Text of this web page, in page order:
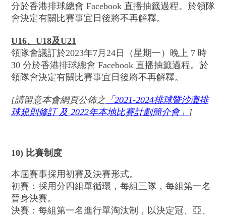
分於香港排球總會 Facebook 直播抽籤過程。於領隊
會決定有關比賽事宜日後將不再解釋。
U16、 U18及U21
領隊會議訂於2023年7月24日（星期一）晚上 7 時
30 分於香港排球總會 Facebook 直播抽籤過程。於
領隊會決定有關比賽事宜日後將不再解釋。
[請留意本會網頁公佈之 「2021-2024排球暨沙灘排
球規則修訂 及 2022年本地比賽計劃簡介會」 ]
10) 比賽制度
本屆賽事採用初賽及決賽形式。
初賽：採用分四組單循環，每組三隊，每組第一名
晉身決賽。
決賽：每組第一名進行單淘汰制，以決定冠、亞、